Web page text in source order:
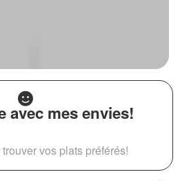
avec mes envies!
vos plats préférés!